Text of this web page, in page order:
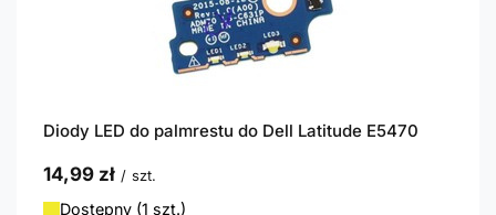
Diody LED do palmrestu do Dell Latitude E5470
14,99 zł / szt.
Dostępny (1 szt.)